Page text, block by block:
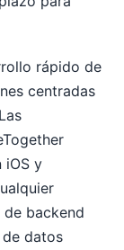
rápido de
centradas
iOS y
backend
de datos